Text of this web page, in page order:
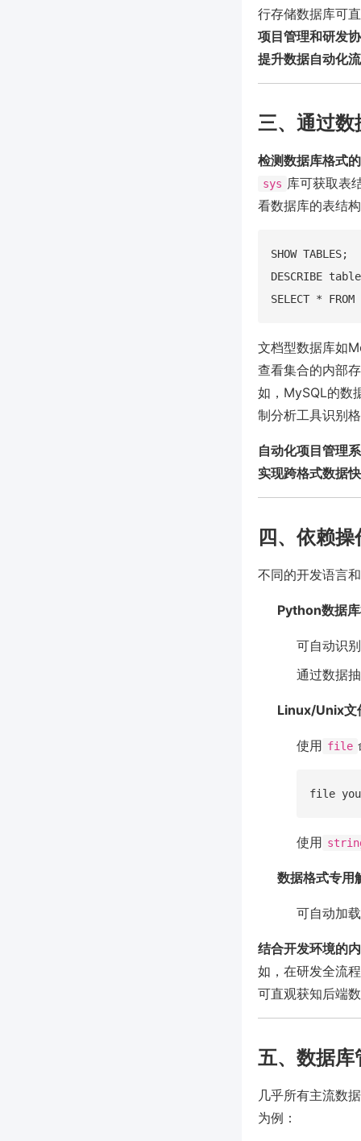
行存储数据库可
项目管理和研发
提升数据自动化
三、通过数
检测数据库格式
sys 库可获取表
看数据库的表结
SHOW TABLES;
DESCRIBE
文档型数据库如
查看集合的内部
如，MySQL的数
制分析工具识别
自动化项目管理
实现跨格式数据
四、依赖
不同的开发语言
Python数据
可自动识
通过数据
Linux/Unix文
使用 file
使用
数据格式专
可自动加
结合开发环境的
如，在研发全流
可直观获知后端
五、数据
几乎所有主流数
为例：